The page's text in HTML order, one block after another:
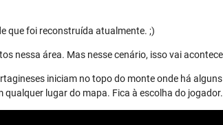
que foi reconstruída atualmente. ;)
nessa área. Mas nesse cenário, isso vai
iniciam no topo do monte onde há
lugar do mapa. Fica à escolha do jogador.